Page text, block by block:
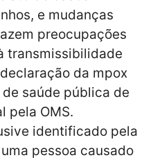
e mudanças
preocupações
transmissibilidade
da mpox
saúde pública de
pela OMS.
identificado pela
pessoa causado